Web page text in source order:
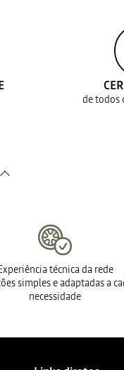
de todos
técnica da rede
simples e adaptadas a
necessidade